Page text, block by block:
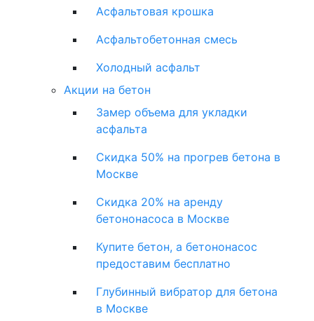
Асфальтовая крошка
Асфальтобетонная смесь
Холодный асфальт
Акции на бетон
Замер объема для укладки
асфальта
Скидка 50% на прогрев бетона в
Москве
Скидка 20% на аренду
бетононасоса в Москве
Купите бетон, а бетононасос
предоставим бесплатно
Глубинный вибратор для бетона
в Москве